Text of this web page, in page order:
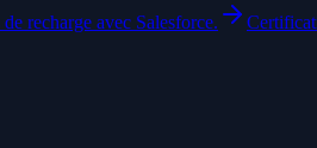
recharge avec Salesforce.